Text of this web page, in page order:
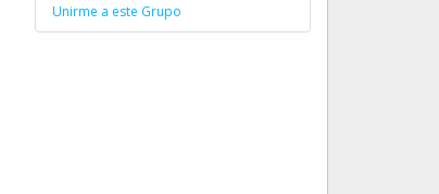
Unirme a este Grupo